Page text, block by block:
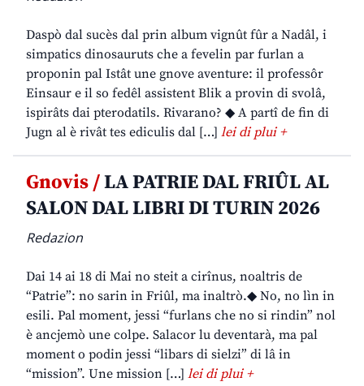
Daspò dal sucès dal prin album vignût fûr a Nadâl, i
simpatics dinosauruts che a fevelin par furlan a
proponin pal Istât une gnove aventure: il professôr
Einsaur e il so fedêl assistent Blik a provin di svolâ,
ispirâts dai pterodatils. Rivarano? ◆ A partî de fin di
Jugn al è rivât tes ediculis dal […] lei di plui +
Gnovis /LA PATRIE DAL FRIÛL AL
SALON DAL LIBRI DI TURIN 2026
Redazion
Dai 14 ai 18 di Mai no steit a cirînus, noaltris de
“Patrie”: no sarin in Friûl, ma inaltrò.◆ No, no lìn in
esili. Pal moment, jessi “furlans che no si rindin” nol
è ancjemò une colpe. Salacor lu deventarà, ma pal
moment o podin jessi “libars di sielzi” di lâ in
“mission”. Une mission […] lei di plui +